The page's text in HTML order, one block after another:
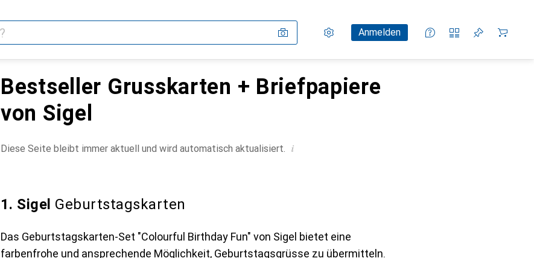
Einstellungen
KundenkontoAnmelden
Vergleichslisten
Merklisten
Warenkorb
Bestseller Grusskarten + Briefpapiere
von Sigel
Diese Seite bleibt immer aktuell und wird automatisch aktualisiert. i
1. Sigel Geburtstagskarten
Das Geburtstagskarten-Set "Colourful Birthday Fun" von Sigel bietet eine
farbenfrohe und ansprechende Möglichkeit, Geburtstagsgrüsse zu übermitteln.